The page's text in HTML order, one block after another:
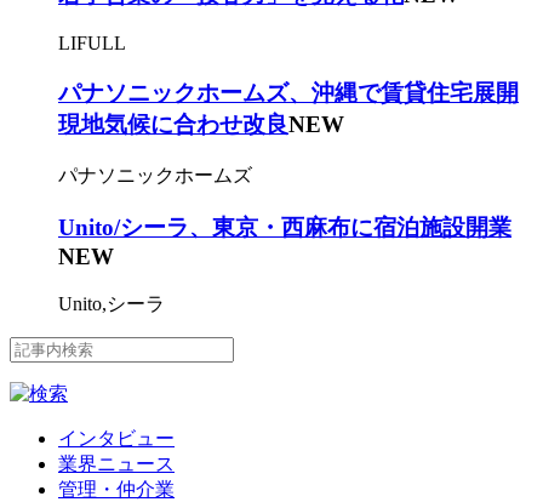
LIFULL
パナソニックホームズ、沖縄で賃貸住宅展開
現地気候に合わせ改良NEW
パナソニックホームズ
Unito/シーラ、東京・西麻布に宿泊施設開業
NEW
Unito,シーラ
インタビュー
業界ニュース
管理・仲介業